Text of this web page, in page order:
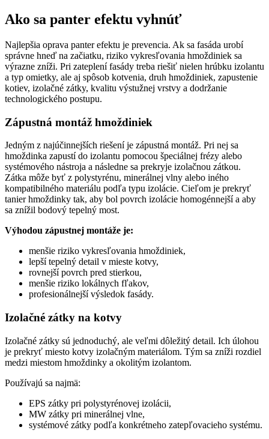
Ako sa panter efektu vyhnúť
Najlepšia oprava panter efektu je prevencia. Ak sa fasáda urobí
správne hneď na začiatku, riziko vykresľovania hmoždiniek sa
výrazne zníži. Pri zateplení fasády treba riešiť nielen hrúbku izolantu
a typ omietky, ale aj spôsob kotvenia, druh hmoždiniek, zapustenie
kotiev, izolačné zátky, kvalitu výstužnej vrstvy a dodržanie
technologického postupu.
Zápustná montáž hmoždiniek
Jedným z najúčinnejších riešení je zápustná montáž. Pri nej sa
hmoždinka zapustí do izolantu pomocou špeciálnej frézy alebo
systémového nástroja a následne sa prekryje izolačnou zátkou.
Zátka môže byť z polystyrénu, minerálnej vlny alebo iného
kompatibilného materiálu podľa typu izolácie. Cieľom je prekryť
tanier hmoždinky tak, aby bol povrch izolácie homogénnejší a aby
sa znížil bodový tepelný most.
Výhodou zápustnej montáže je:
menšie riziko vykresľovania hmoždiniek,
lepší tepelný detail v mieste kotvy,
rovnejší povrch pred stierkou,
menšie riziko lokálnych fľakov,
profesionálnejší výsledok fasády.
Izolačné zátky na kotvy
Izolačné zátky sú jednoduchý, ale veľmi dôležitý detail. Ich úlohou
je prekryť miesto kotvy izolačným materiálom. Tým sa zníži rozdiel
medzi miestom hmoždinky a okolitým izolantom.
Používajú sa najmä:
EPS zátky pri polystyrénovej izolácii,
MW zátky pri minerálnej vlne,
systémové zátky podľa konkrétneho zatepľovacieho systému.